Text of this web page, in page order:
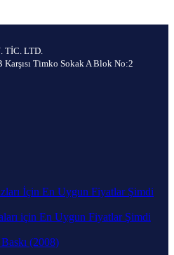
TİC. LTD.
Timko Sokak A Blok No:2
İçin En Uygun Fiyatlar Şimdi
için En Uygun Fiyatlar Şimdi
(2008)